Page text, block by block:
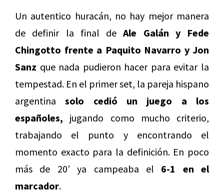
Un autentico huracán, no hay mejor manera
de definir la final deAle Galán y Fede
Chingotto frente a Paquito Navarro y Jon
Sanz que nada pudieron hacer para evitar la
tempestad. En el primer set, la pareja hispano
argentinasolo cedió un juego a los
españoles, jugando como mucho criterio,
trabajando el punto y encontrando el
momento exacto para la definición. En poco
más de 20’ ya campeaba el 6-1 en el
marcador.